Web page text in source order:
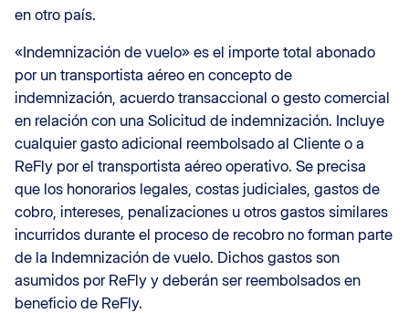
en otro país.
«Indemnización de vuelo» es el importe total abonado
por un transportista aéreo en concepto de
indemnización, acuerdo transaccional o gesto comercial
en relación con una Solicitud de indemnización. Incluye
cualquier gasto adicional reembolsado al Cliente o a
ReFly por el transportista aéreo operativo. Se precisa
que los honorarios legales, costas judiciales, gastos de
cobro, intereses, penalizaciones u otros gastos similares
incurridos durante el proceso de recobro no forman parte
de la Indemnización de vuelo. Dichos gastos son
asumidos por ReFly y deberán ser reembolsados en
beneficio de ReFly.